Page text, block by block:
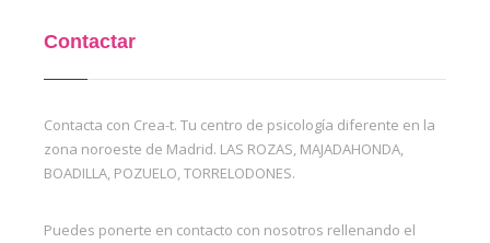
Contactar
Contacta con Crea-t. Tu centro de psicología diferente en la
zona noroeste de Madrid. LAS ROZAS, MAJADAHONDA,
BOADILLA, POZUELO, TORRELODONES.
Puedes ponerte en contacto con nosotros rellenando el